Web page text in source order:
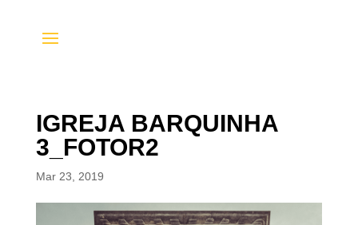
IGREJA BARQUINHA
3_FOTOR2
Mar 23, 2019